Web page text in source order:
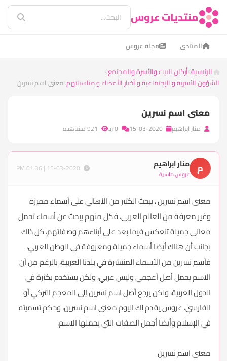
منتديات عروس
المنتدى مجلة عروس
الرئيسية أركان البيت والأسرة والمجتمع
الشؤون الأسرية و الإجتماعية و أخبار الأعضاء و مناسباتهم معنى اسم نسرين
معنى اسم نسرين
منار ابراهيم
م منار ابراهيم
عروس ماسية
معنى اسم نسرين ، يبحث الكثير من الأهالي على أسماء مميزة
وغير معرفة من العالم العربي، فكل منهم يبحث عن أسماء تحمل
معاني جميلة تنعكس فيما بعد على أبناءهم وصفاتهم، كل ذلك
بجانب أن هناك أيضا أسماء جميلة ومعروفة في الوطن العربي،
فأسم نسرين من الأسماء المنتشرة في بلدنا العربية، بالرغم من أن
الاسم يحمل أصل أعجمي وليس عربي، ولكن يستخدم بكثرة في
الدول العربية، ولكن يرجع أصل اسم نسرين إلى المعجم التركي أو
الفارسي، عروس يقدم لك اليوم معني اسم نسرين، وحكم تسميته
في الإسلام وأيضا أجمل الصفات التي يحملها الاسم.
معنى اسم نسرين